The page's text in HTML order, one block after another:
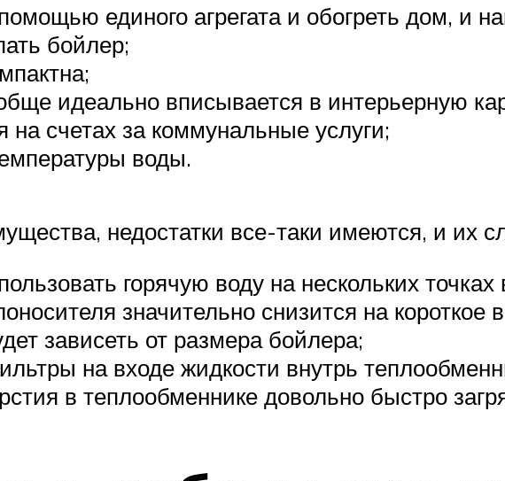
единого агрегата и обогреть дом, и
бойлер;
идеально вписывается в интерьерную
на счетах за коммунальные услуги;
воды.
недостатки все-таки имеются, и их
горячую воду на нескольких
значительно снизится на короткое
зависеть от размера бойлера;
на входе жидкости внутрь
в теплообменнике довольно быстро